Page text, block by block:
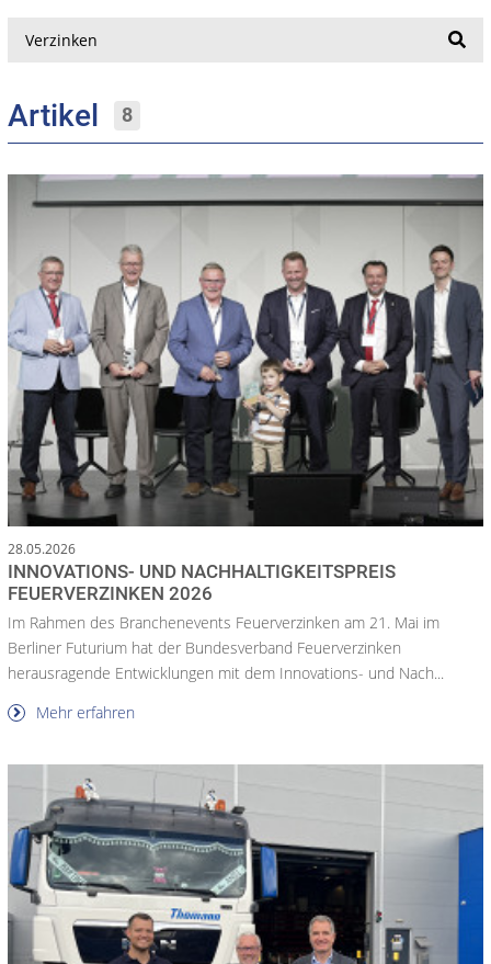
Artikel 8
28.05.2026
INNOVATIONS- UND NACHHALTIGKEITSPREIS
FEUERVERZINKEN 2026
Im Rahmen des Branchenevents Feuerverzinken am 21. Mai im
Berliner Futurium hat der Bundesverband Feuerverzinken
herausragende Entwicklungen mit dem Innovations- und Nach...
Mehr erfahren